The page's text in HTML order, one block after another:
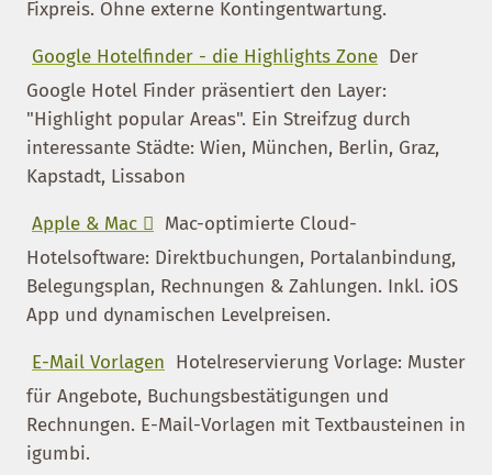
Fixpreis. Ohne externe Kontingentwartung.
Google Hotelfinder - die Highlights Zone Der
Google Hotel Finder präsentiert den Layer:
"Highlight popular Areas". Ein Streifzug durch
interessante Städte: Wien, München, Berlin, Graz,
Kapstadt, Lissabon
Apple & Mac  Mac-optimierte Cloud-
Hotelsoftware: Direktbuchungen, Portalanbindung,
Belegungsplan, Rechnungen & Zahlungen. Inkl. iOS
App und dynamischen Levelpreisen.
E-Mail Vorlagen Hotelreservierung Vorlage: Muster
für Angebote, Buchungsbestätigungen und
Rechnungen. E-Mail-Vorlagen mit Textbausteinen in
igumbi.